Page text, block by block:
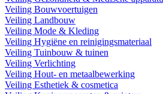
Veiling Bouwvoertuigen
Veiling Landbouw
Veiling Mode & Kleding
Veiling Hygiëne en reinigingsmateriaal
Veiling Tuinbouw & tuinen
Veiling Verlichting
Veiling Hout- en metaalbewerking
Veiling Esthetiek & cosmetica